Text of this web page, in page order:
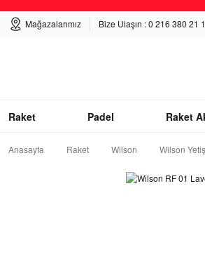
Mağazalarımız Bize Ulaşın : 0 216 380 21
Raket Padel Raket
Anasayfa Raket Wilson Wilson